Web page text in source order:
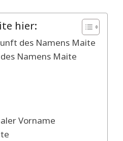
hier:
des Namens Maite
Namens Maite
Vorname